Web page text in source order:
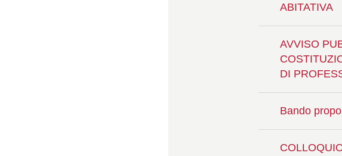
ABITATIVA
AVVISO
DI
Bando